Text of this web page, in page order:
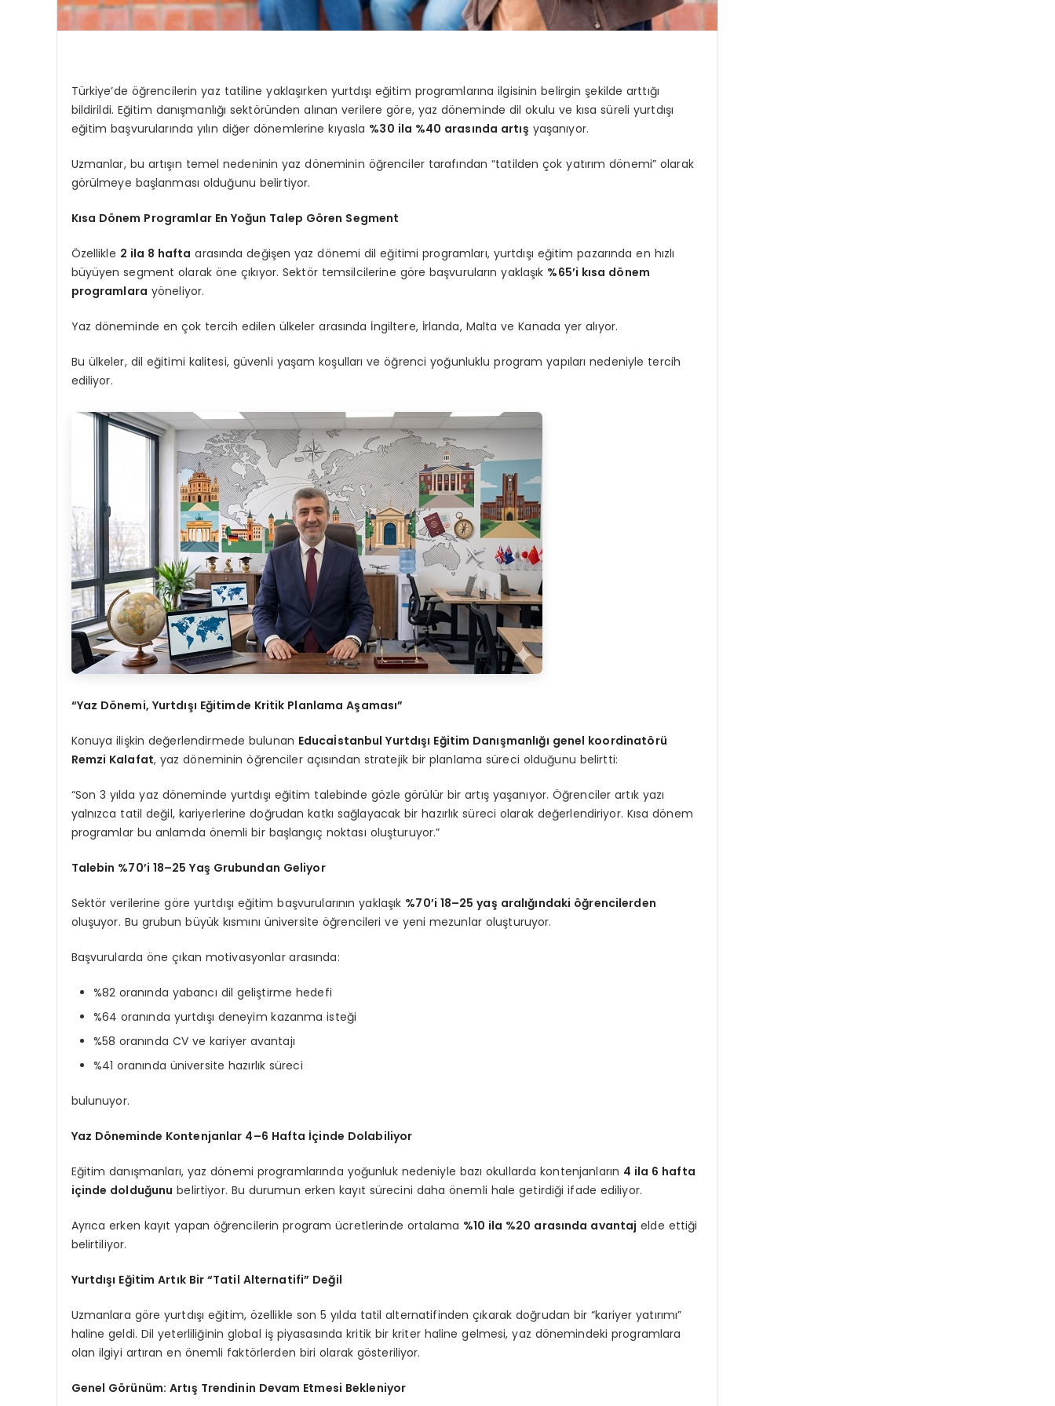
Türkiye’de öğrencilerin yaz tatiline yaklaşırken yurtdışı eğitim programlarına ilgisinin belirgin şekilde arttığı
bildirildi. Eğitim danışmanlığı sektöründen alınan verilere göre, yaz döneminde dil okulu ve kısa süreli yurtdışı
eğitim başvurularında yılın diğer dönemlerine kıyasla %30 ila %40 arasında artış yaşanıyor.
Uzmanlar, bu artışın temel nedeninin yaz döneminin öğrenciler tarafından “tatilden çok yatırım dönemi” olarak
görülmeye başlanması olduğunu belirtiyor.
Kısa Dönem Programlar En Yoğun Talep Gören Segment
Özellikle 2 ila 8 hafta arasında değişen yaz dönemi dil eğitimi programları, yurtdışı eğitim pazarında en hızlı
büyüyen segment olarak öne çıkıyor. Sektör temsilcilerine göre başvuruların yaklaşık %65’i kısa dönem
programlara yöneliyor.
Yaz döneminde en çok tercih edilen ülkeler arasında İngiltere, İrlanda, Malta ve Kanada yer alıyor.
Bu ülkeler, dil eğitimi kalitesi, güvenli yaşam koşulları ve öğrenci yoğunluklu program yapıları nedeniyle tercih
ediliyor.
“Yaz Dönemi, Yurtdışı Eğitimde Kritik Planlama Aşaması”
Konuya ilişkin değerlendirmede bulunan Educaİstanbul Yurtdışı Eğitim Danışmanlığı genel koordinatörü
Remzi Kalafat, yaz döneminin öğrenciler açısından stratejik bir planlama süreci olduğunu belirtti:
“Son 3 yılda yaz döneminde yurtdışı eğitim talebinde gözle görülür bir artış yaşanıyor. Öğrenciler artık yazı
yalnızca tatil değil, kariyerlerine doğrudan katkı sağlayacak bir hazırlık süreci olarak değerlendiriyor. Kısa dönem
programlar bu anlamda önemli bir başlangıç noktası oluşturuyor.”
Talebin %70’i 18–25 Yaş Grubundan Geliyor
Sektör verilerine göre yurtdışı eğitim başvurularının yaklaşık %70’i 18–25 yaş aralığındaki öğrencilerden
oluşuyor. Bu grubun büyük kısmını üniversite öğrencileri ve yeni mezunlar oluşturuyor.
Başvurularda öne çıkan motivasyonlar arasında:
%82 oranında yabancı dil geliştirme hedefi
%64 oranında yurtdışı deneyim kazanma isteği
%58 oranında CV ve kariyer avantajı
%41 oranında üniversite hazırlık süreci
bulunuyor.
Yaz Döneminde Kontenjanlar 4–6 Hafta İçinde Dolabiliyor
Eğitim danışmanları, yaz dönemi programlarında yoğunluk nedeniyle bazı okullarda kontenjanların 4 ila 6 hafta
içinde dolduğunu belirtiyor. Bu durumun erken kayıt sürecini daha önemli hale getirdiği ifade ediliyor.
Ayrıca erken kayıt yapan öğrencilerin program ücretlerinde ortalama %10 ila %20 arasında avantaj elde ettiği
belirtiliyor.
Yurtdışı Eğitim Artık Bir “Tatil Alternatifi” Değil
Uzmanlara göre yurtdışı eğitim, özellikle son 5 yılda tatil alternatifinden çıkarak doğrudan bir “kariyer yatırımı”
haline geldi. Dil yeterliliğinin global iş piyasasında kritik bir kriter haline gelmesi, yaz dönemindeki programlara
olan ilgiyi artıran en önemli faktörlerden biri olarak gösteriliyor.
Genel Görünüm: Artış Trendinin Devam Etmesi Bekleniyor